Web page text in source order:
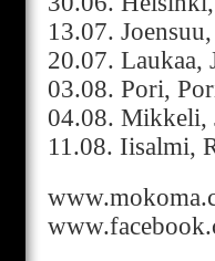
13.07.
20.07. Laukaa,
03.08. Pori,
04.08. Mikkeli,
11.08. Iisalmi,